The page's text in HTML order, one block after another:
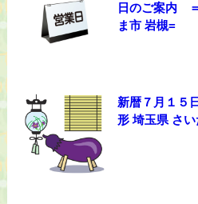
日のご案内
ま市 岩槻=
新暦７月１５
形 埼玉県 さ